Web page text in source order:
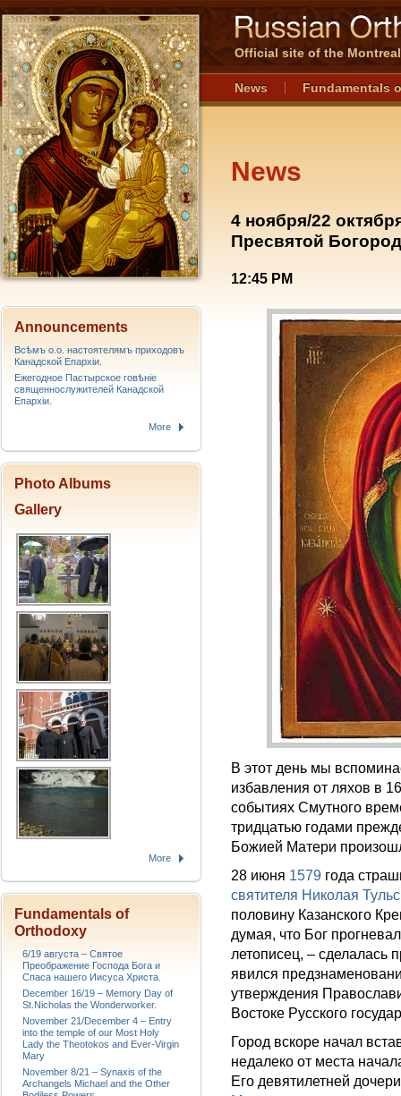
Official site of the
News Fundamentals
News
4 ноября/22
Пресвятой
12:45 PM
В этот день мы
избавления от ляхов в
событиях Смутного
тридцатью годами
Божией Матери
28 июня 1579 года
святителя Николая
половину Казанского
думая, что Бог
летописец, – сделалась
явился
утверждения
Востоке Русского
Город вскоре начал
недалеко от места
Его девятилетней
Announcements
Всѣмъ о.о. настоятелямъ приходовъ
Канадской Епархiи.
Ежегодное Пастырское говѣніе
священнослужителей Канадской
Епархіи.
More
Photo Albums
Gallery
More
Fundamentals of
Orthodoxy
6/19 августа – Святое
Преображение Господа Бога и
Спаса нашего Иисуса Христа.
December 16/19 – Memory Day of
St.Nicholas the Wonderworker.
November 21/December 4 – Entry
into the temple of our Most Holy
Lady the Theotokos and Ever-Virgin
Mary
November 8/21 – Synaxis of the
Archangels Michael and the Other